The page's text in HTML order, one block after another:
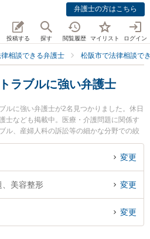
弁護士の方はこちら
投稿する 探す 閲覧履歴 マイリスト ログイン
相談できる弁護士 松阪市で法律相談で
ラブルに強い弁護士
ルに強い弁護士が2名見つかりました。休日
士なども掲載中。医療・介護問題に関係す
ル、産婦人科の訴訟等の細かな分野での絞
庄法律事務所の本庄 美和子弁護士や山本法
ィール情報や弁護士費用、強みなどが注目
』『初回相談無料で美容整形のトラブルを
相談予約したい』などでお困りの相談者さ
変更
、美容整形 変更
変更